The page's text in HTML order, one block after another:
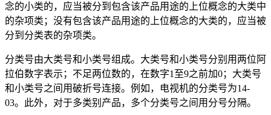
念的小类的，应当被分到包含该产品用途的上位概念的大类中
的杂项类；没有包含该产品用途的上位概念的大类的，应当被
分到分类表的杂项类。
分类号由大类号和小类号组成。大类号和小类号分别用两位阿
拉伯数字表示；不足两位数的，在数字1至9之前加0；大类号
和小类号之间用破折号连接。例如，电视机的分类号为14-
03。此外，对于多类别产品，多个分类号之间用分号分隔。